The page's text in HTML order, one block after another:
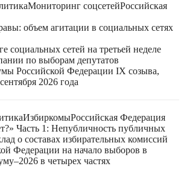
Мониторинг соцсетейРоссийская
объем агитации в социальных сетях
социальных сетей на третьей неделе
по выборам депутатов
Российской Федерации IX созыва,
2026 года
ИзбиркомыРоссийская Федерация
Часть 1: Непубличность публичных
о составах избирательных комиссий
Федерации на начало выборов в
в четырех частях